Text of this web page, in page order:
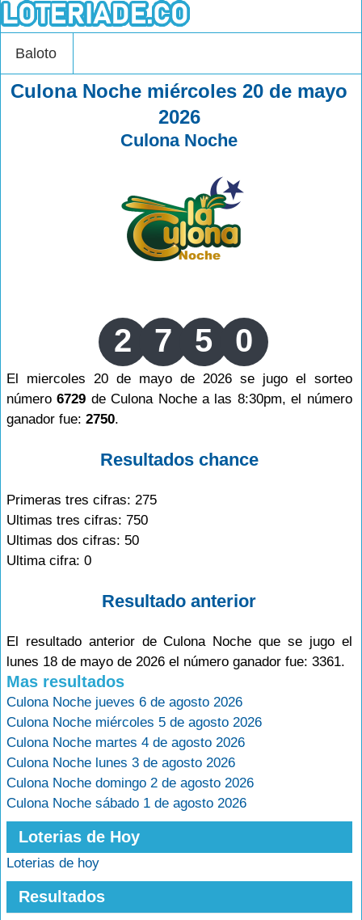
Baloto
Culona Noche miércoles 20 de mayo
2026
Culona Noche
2 7 5 0
El miercoles 20 de mayo de 2026 se jugo el sorteo
número6729 de Culona Noche a las 8:30pm, el número
ganador fue: 2750.
Resultados chance
Primeras tres cifras: 275
Ultimas tres cifras: 750
Ultimas dos cifras: 50
Ultima cifra: 0
Resultado anterior
El resultado anterior de Culona Noche que se jugo el
lunes 18 de mayo de 2026 el número ganador fue: 3361.
Mas resultados
Culona Noche jueves 6 de agosto 2026
Culona Noche miércoles 5 de agosto 2026
Culona Noche martes 4 de agosto 2026
Culona Noche lunes 3 de agosto 2026
Culona Noche domingo 2 de agosto 2026
Culona Noche sábado 1 de agosto 2026
Loterias de Hoy
Loterias de hoy
Resultados